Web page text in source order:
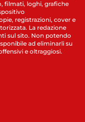
filmati, loghi, grafiche
registrazioni, cover e
La redazione
sul sito. Non potendo
ad eliminarli su
e oltraggiosi.